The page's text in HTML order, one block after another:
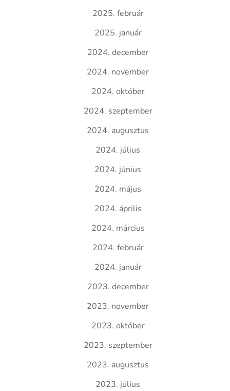
2025. február
2025. január
2024. december
2024. november
2024. október
2024. szeptember
2024. augusztus
2024. július
2024. június
2024. május
2024. április
2024. március
2024. február
2024. január
2023. december
2023. november
2023. október
2023. szeptember
2023. augusztus
2023. július